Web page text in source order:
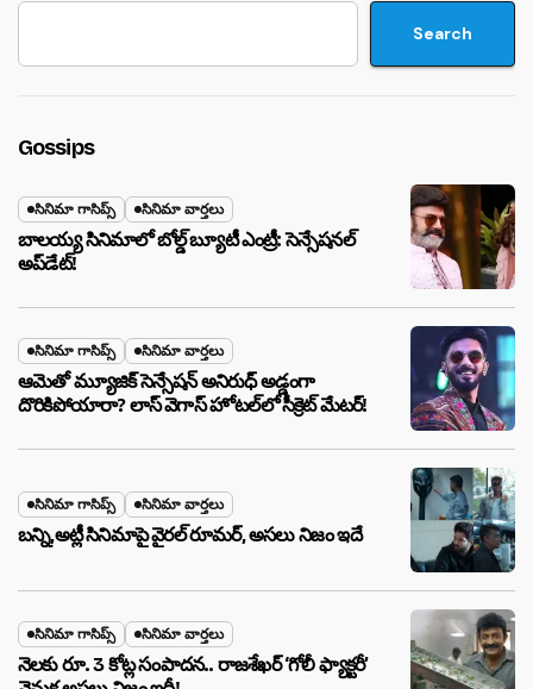
Search
Gossips
సినిమా గాసిప్స్ సినిమా వార్తలు
బాలయ్య సినిమాలో బోల్డ్ బ్యూటీ ఎంట్రీ: సెన్సేషనల్
అప్‌డేట్!
సినిమా గాసిప్స్ సినిమా వార్తలు
ఆమెతో మ్యూజిక్ సెన్సేషన్ అనిరుధ్ అడ్డంగా
దొరికిపోయారా? లాస్ వెగాస్ హోటల్‌లో సీక్రెట్ మేటర్!
సినిమా గాసిప్స్ సినిమా వార్తలు
బన్ని,అట్లీ సినిమాపై వైరల్ రూమర్, అసలు నిజం ఇదే
సినిమా గాసిప్స్ సినిమా వార్తలు
నెలకు రూ. 3 కోట్ల సంపాదన.. రాజశేఖర్ ‘గోలీ ఫ్యాక్టరీ’